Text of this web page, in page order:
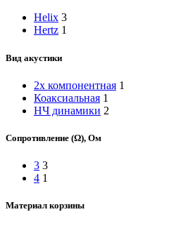
Helix 3
Hertz 1
Вид акустики
2х компонентная 1
Коаксиальная 1
НЧ динамики 2
Сопротивление (Ω), Ом
3 3
4 1
Материал корзины